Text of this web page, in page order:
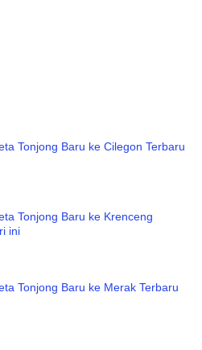
Tonjong Baru ke Cilegon Terbaru
Tonjong Baru ke Krenceng
ini
Tonjong Baru ke Merak Terbaru